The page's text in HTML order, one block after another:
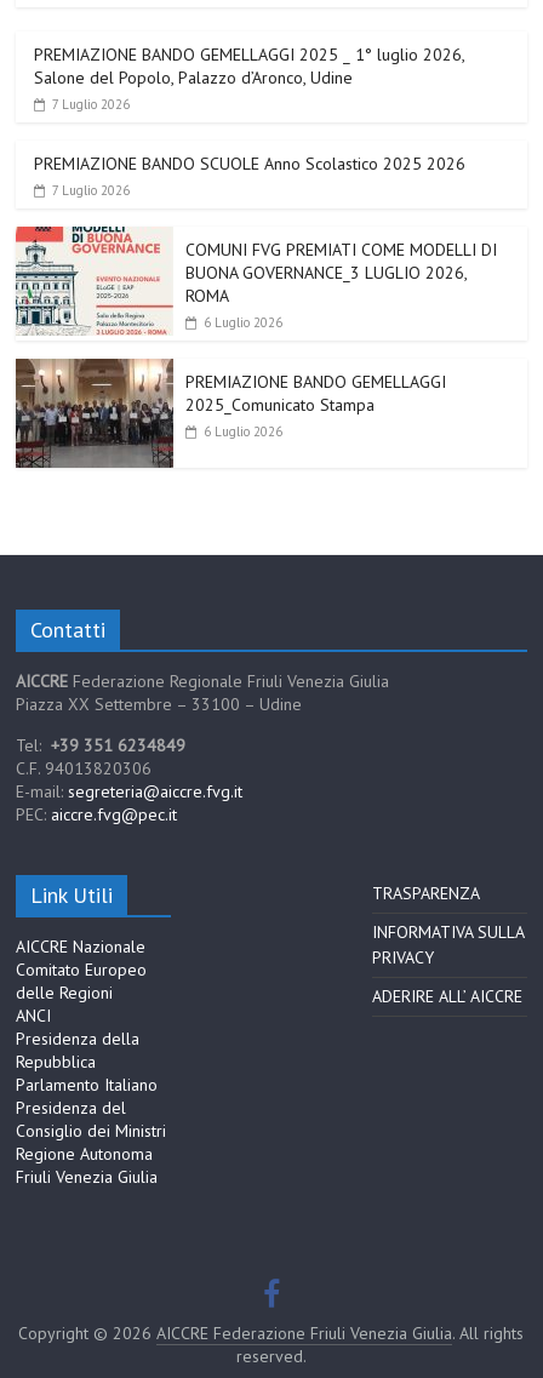
PREMIAZIONE BANDO GEMELLAGGI 2025 _ 1° luglio 2026,
Salone del Popolo, Palazzo d’Aronco, Udine
7 Luglio 2026
PREMIAZIONE BANDO SCUOLE Anno Scolastico 2025 2026
7 Luglio 2026
COMUNI FVG PREMIATI COME MODELLI DI
BUONA GOVERNANCE_3 LUGLIO 2026,
ROMA
6 Luglio 2026
PREMIAZIONE BANDO GEMELLAGGI
2025_Comunicato Stampa
6 Luglio 2026
Contatti
AICCRE Federazione Regionale Friuli Venezia Giulia
Piazza XX Settembre – 33100 – Udine
Tel:+39 351 6234849
C.F. 94013820306
E-mail:segreteria@aiccre.fvg.it
PEC: aiccre.fvg@pec.it
Link Utili
AICCRE Nazionale
Comitato Europeo
delle Regioni
ANCI
Presidenza della
Repubblica
Parlamento Italiano
Presidenza del
Consiglio dei Ministri
Regione Autonoma
Friuli Venezia Giulia
TRASPARENZA
INFORMATIVA SULLA
PRIVACY
ADERIRE ALL’ AICCRE
Copyright © 2026AICCRE Federazione Friuli Venezia Giulia. All rights
reserved.